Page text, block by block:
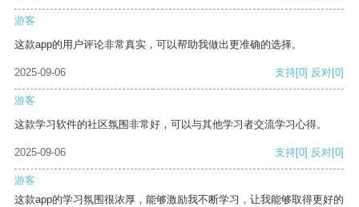
游客
这款app的用户评论非常真实，可以帮助我做出更准确的选择。
2025-09-06 支持[0] 反对[0]
游客
这款学习软件的社区氛围非常好，可以与其他学习者交流学习心得。
2025-09-06 支持[0] 反对[0]
游客
这款app的学习氛围很浓厚，能够激励我不断学习，让我能够取得更好的